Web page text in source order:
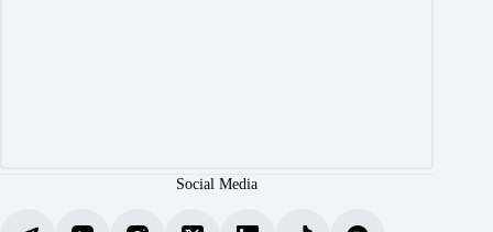
Social Media